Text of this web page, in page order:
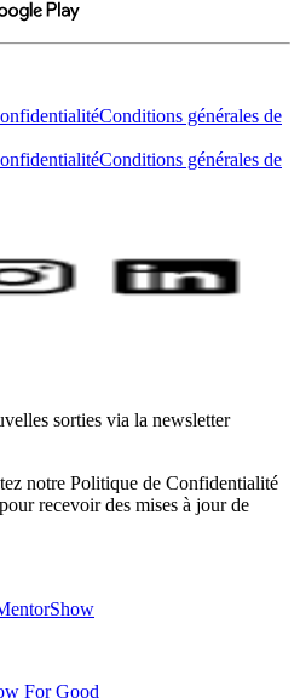
Conditions générales de
Conditions générales de
sorties via la newsletter
notre Politique de Confidentialité
recevoir des mises à jour de
For Good